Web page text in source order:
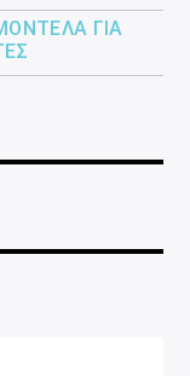
ΓΙΑ